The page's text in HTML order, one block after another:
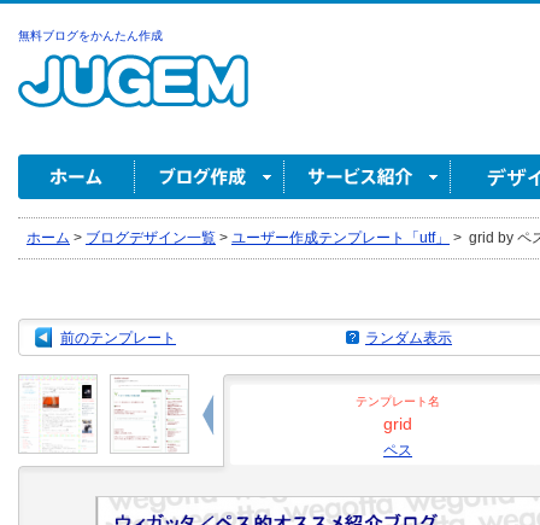
無料ブログをかんたん作成
ホーム > ブログデザイン一覧 > ユーザー作成テンプレート「utf」 > grid by ペ
前のテンプレート ランダム表示
テンプレート名
grid
ペス